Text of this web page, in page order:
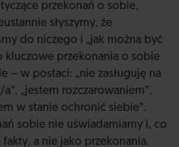
przekonań o sobie,
słyszymy, że
do niczego i „jak można być
kluczowe przekonania o sobie
– w postaci: „nie zasługuję na
„jestem rozczarowaniem”,
w stanie ochronić siebie”.
sobie nie uświadamiamy i, co
a nie jako przekonania.